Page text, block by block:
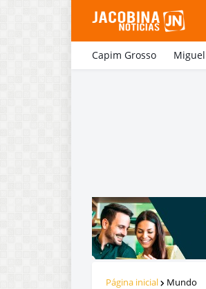
Capim Grosso
Página inicial Mundo